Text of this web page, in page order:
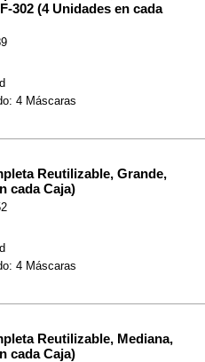
302 (4 Unidades en cada
4 Máscaras
Reutilizable, Grande,
cada Caja)
4 Máscaras
Reutilizable, Mediana,
cada Caja)